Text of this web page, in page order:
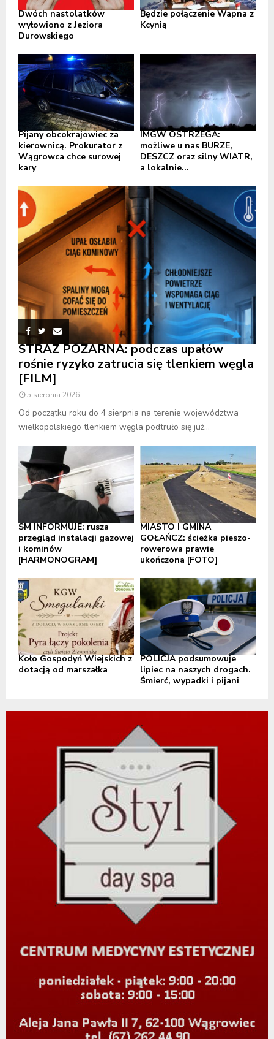
Dwóch nastolatków
wyłowiono z Jeziora
Durowskiego
Będzie połączenie Wapna z
Kcynią
Pijany obcokrajowiec za
kierownicą. Prokurator z
Wągrowca chce surowej
kary
IMGW OSTRZEGA:
możliwe u nas BURZE,
DESZCZ oraz silny WIATR,
a lokalnie...
STRAŻ POŻARNA: podczas upałów
rośnie ryzyko zatrucia się tlenkiem węgla
[FILM]
5 sierpnia 2026
Od początku roku do 4 sierpnia na terenie województwa
wielkopolskiego tlenkiem węgla podtruło się już...
SM INFORMUJE: rusza
przegląd instalacji gazowej
i kominów
[HARMONOGRAM]
MIASTO I GMINA
GOŁAŃCZ: ścieżka pieszo-
rowerowa prawie
ukończona [FOTO]
Koło Gospodyń Wiejskich z
dotacją od marszałka
POLICJA podsumowuje
lipiec na naszych drogach.
Śmierć, wypadki i pijani